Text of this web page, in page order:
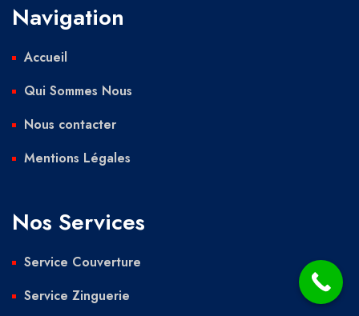
Navigation
Accueil
Qui Sommes Nous
Nous contacter
Mentions Légales
Nos Services
Service Couverture
Service Zinguerie